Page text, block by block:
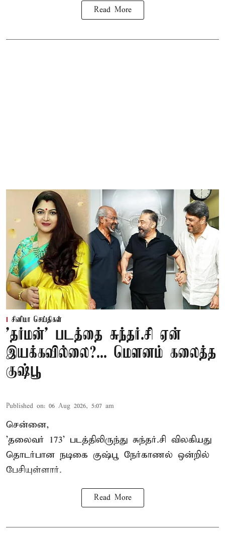
Read More
சினிமா செய்திகள்
'தர்மன்' படத்தை சுந்தர்.சி ஏன்
இயக்கவில்லை?... மௌனம் கலைத்த
குஷ்பூ
Published on: 06 Aug 2026, 5:07 am
சென்னை,
'தலைவர் 173' படத்திலிருந்து சுந்தர்.சி விலகியது
தொடர்பான நடிகை குஷ்பூ நேர்காணல் ஒன்றில்
பேசியுள்ளார்.
Read More